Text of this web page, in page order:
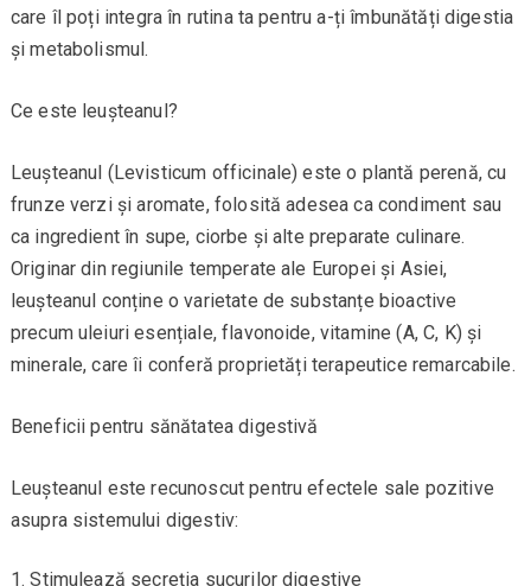
care îl poți integra în rutina ta pentru a-ți îmbunătăți digestia
și metabolismul.
Ce este leușteanul?
Leușteanul (Levisticum officinale) este o plantă perenă, cu
frunze verzi și aromate, folosită adesea ca condiment sau
ca ingredient în supe, ciorbe și alte preparate culinare.
Originar din regiunile temperate ale Europei și Asiei,
leușteanul conține o varietate de substanțe bioactive
precum uleiuri esențiale, flavonoide, vitamine (A, C, K) și
minerale, care îi conferă proprietăți terapeutice remarcabile.
Beneficii pentru sănătatea digestivă
Leușteanul este recunoscut pentru efectele sale pozitive
asupra sistemului digestiv:
Stimulează secreția sucurilor digestive